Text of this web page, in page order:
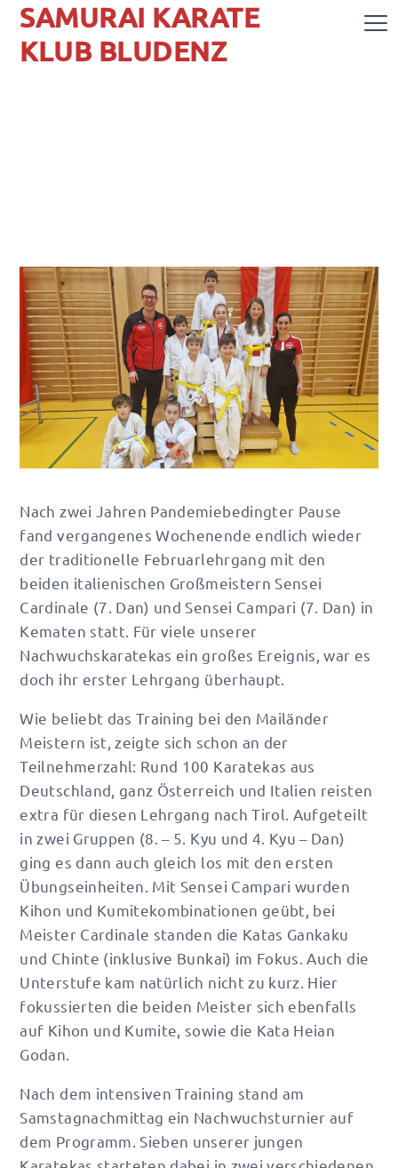
SAMURAI KARATE
KLUB BLUDENZ
Nach zwei Jahren Pandemiebedingter Pause
fand vergangenes Wochenende endlich wieder
der traditionelle Februarlehrgang mit den
beiden italienischen Großmeistern Sensei
Cardinale (7. Dan) und Sensei Campari (7. Dan) in
Kematen statt. Für viele unserer
Nachwuchskaratekas ein großes Ereignis, war es
doch ihr erster Lehrgang überhaupt.
Wie beliebt das Training bei den Mailänder
Meistern ist, zeigte sich schon an der
Teilnehmerzahl: Rund 100 Karatekas aus
Deutschland, ganz Österreich und Italien reisten
extra für diesen Lehrgang nach Tirol. Aufgeteilt
in zwei Gruppen (8. – 5. Kyu und 4. Kyu – Dan)
ging es dann auch gleich los mit den ersten
Übungseinheiten. Mit Sensei Campari wurden
Kihon und Kumitekombinationen geübt, bei
Meister Cardinale standen die Katas Gankaku
und Chinte (inklusive Bunkai) im Fokus. Auch die
Unterstufe kam natürlich nicht zu kurz. Hier
fokussierten die beiden Meister sich ebenfalls
auf Kihon und Kumite, sowie die Kata Heian
Godan.
Nach dem intensiven Training stand am
Samstagnachmittag ein Nachwuchsturnier auf
dem Programm. Sieben unserer jungen